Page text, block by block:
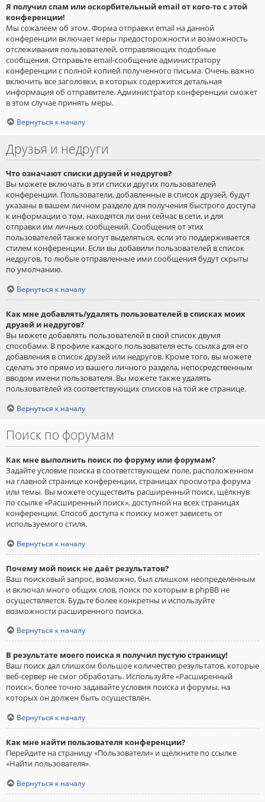
Я получил спам или оскорбительный email от кого-то с этой
конференции!
Мы сожалеем об этом. Форма отправки email на данной
конференции включает меры предосторожности и возможность
отслеживания пользователей, отправляющих подобные
сообщения. Отправьте email-сообщение администратору
конференции с полной копией полученного письма. Очень важно
включить все заголовки, в которых содержится детальная
информация об отправителе. Администратор конференции сможет
в этом случае принять меры.
Вернуться к началу
Друзья и недруги
Что означают списки друзей и недругов?
Вы можете включать в эти списки других пользователей
конференции. Пользователи, добавленные в список друзей, будут
указаны в вашем личном разделе для получения быстрого доступа
к информации о том, находятся ли они сейчас в сети, и для
отправки им личных сообщений. Сообщения от этих
пользователей также могут выделяться, если это поддерживается
стилем конференции. Если вы добавили пользователей в список
недругов, то любые отправленные ими сообщения будут скрыты
по умолчанию.
Вернуться к началу
Как мне добавлять/удалять пользователей в списках моих
друзей и недругов?
Вы можете добавлять пользователей в свой список двумя
способами. В профиле каждого пользователя есть ссылка для его
добавления в список друзей или недругов. Кроме того, вы можете
сделать это прямо из вашего личного раздела, непосредственным
вводом имени пользователя. Вы можете также удалять
пользователей из соответствующих списков на той же странице.
Вернуться к началу
Поиск по форумам
Как мне выполнить поиск по форуму или форумам?
Задайте условие поиска в соответствующем поле, расположенном
на главной странице конференции, страницах просмотра форума
или темы. Вы можете осуществить расширенный поиск, щёлкнув
по ссылке «Расширенный поиск», доступной на всех страницах
конференции. Способ доступа к поиску может зависеть от
используемого стиля.
Вернуться к началу
Почему мой поиск не даёт результатов?
Ваш поисковый запрос, возможно, был слишком неопределённым
и включал много общих слов, поиск по которым в phpBB не
осуществляется. Будьте более конкретны и используйте
возможности расширенного поиска.
Вернуться к началу
В результате моего поиска я получил пустую страницу!
Ваш поиск дал слишком большое количество результатов, которые
веб-сервер не смог обработать. Используйте «Расширенный
поиск», более точно задавайте условия поиска и форумы, на
которых он должен быть осуществлён.
Вернуться к началу
Как мне найти пользователя конференции?
Перейдите на страницу «Пользователи» и щёлкните по ссылке
«Найти пользователя».
Вернуться к началу